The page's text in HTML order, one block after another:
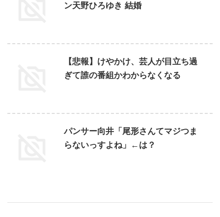
ン天野ひろゆき 結婚
【悲報】けやかけ、芸人が目立ち過
ぎて誰の番組かわからなくなる
パンサー向井「尾形さんてマジつま
らないっすよね」←は？